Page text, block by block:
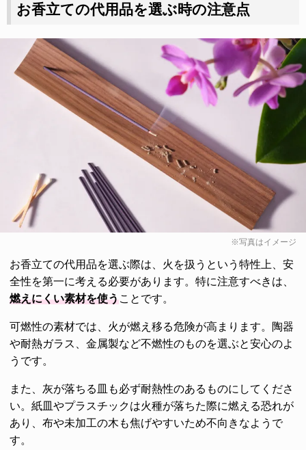
お香立ての代用品を選ぶ時の注意点
※写真はイメージ
お香立ての代用品を選ぶ際は、火を扱うという特性上、安
全性を第一に考える必要があります。特に注意すべきは、
燃えにくい素材を使うことです。
可燃性の素材では、火が燃え移る危険が高まります。陶器
や耐熱ガラス、金属製など不燃性のものを選ぶと安心のよ
うです。
また、灰が落ちる皿も必ず耐熱性のあるものにしてくださ
い。紙皿やプラスチックは火種が落ちた際に燃える恐れが
あり、布や未加工の木も焦げやすいため不向きなようで
す。